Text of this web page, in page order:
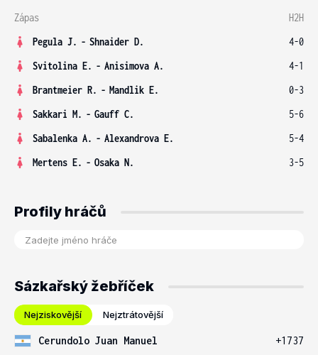
Zápas
H2H
Pegula J. - Shnaider D.
4-0
Svitolina E. - Anisimova A.
4-1
Brantmeier R. - Mandlik E.
0-3
Sakkari M. - Gauff C.
5-6
Sabalenka A. - Alexandrova E.
5-4
Mertens E. - Osaka N. 3-5
Profily hráčů
Sázkařský žebříček
Nejziskovější Nejztrátovější
Cerundolo Juan Manuel
+1737